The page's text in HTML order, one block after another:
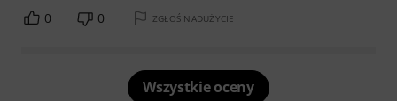
0 0 ZGŁOŚ NADUŻYCIE
Wszystkie oceny